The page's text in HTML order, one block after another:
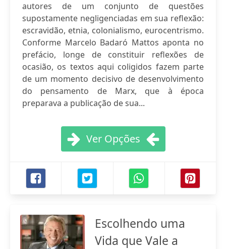
autores de um conjunto de questões
supostamente negligenciadas em sua reflexão:
escravidão, etnia, colonialismo, eurocentrismo.
Conforme Marcelo Badaró Mattos aponta no
prefácio, longe de constituir reflexões de
ocasião, os textos aqui coligidos fazem parte
de um momento decisivo de desenvolvimento
do pensamento de Marx, que à época
preparava a publicação de sua...
Ver Opções
Escolhendo uma
Vida que Vale a